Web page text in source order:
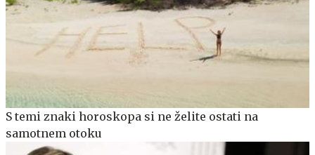
S temi znaki horoskopa si ne želite ostati na
samotnem otoku